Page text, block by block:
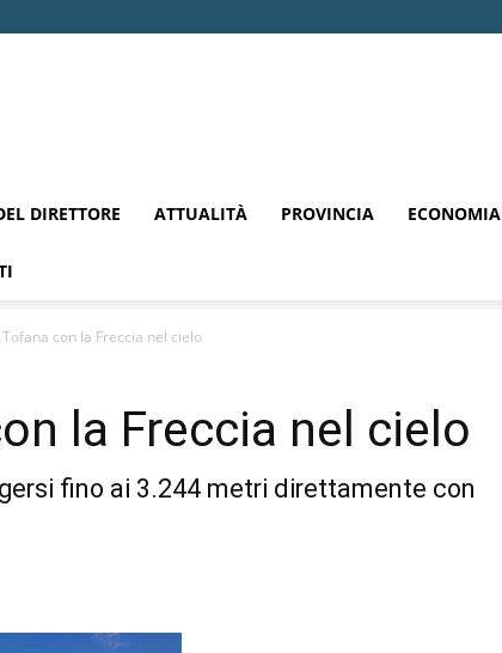
DIRETTORE ATTUALITÀ PROVINCIA ECONOMIA
con la Freccia nel cielo
la Freccia nel cielo
fino ai 3.244 metri direttamente con